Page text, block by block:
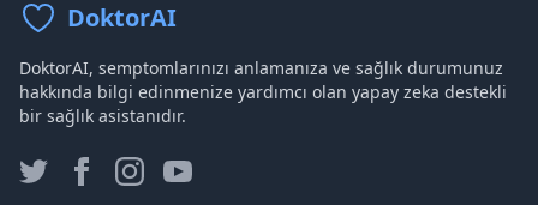
DoktorAI
DoktorAI, semptomlarınızı anlamanıza ve sağlık durumunuz
hakkında bilgi edinmenize yardımcı olan yapay zeka destekli
bir sağlık asistanıdır.